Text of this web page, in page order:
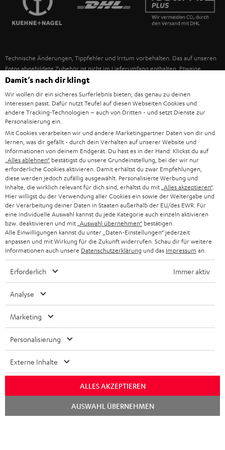
IN-EAR-KOPFHÖRER
NEUHEITEN
UNSER MANAGEMENT
UNSERE WERTE
BILDUNGSRABATT
GESCHENKGUTSCHEIN
SPANIEN
USA
WEITERE LÄNDER
Technische Änderungen, Tippfehler und Irrtum vorbehalten. Das auf unseren
Fotos abgebildete Zubehör ist nicht im Lieferumfang enthalten. Etwaige
Entsorgungsgebühren für Batterien sind im Preis inbegriffen.
©2026 Lautsprecher Teufel GmbH - All rights reserved.
Impressum AGB Datenschutz
Vertrag widerrufen
Damit‘s nach dir klingt
Wir wollen dir ein sicheres Surferlebnis bieten, das genau zu deinen
Interessen passt. Dafür nutzt Teufel auf diesen Webseiten Cookies und
andere Tracking-Technologien – auch von Dritten - und setzt Dienste zur
Personalisierung ein.
Mit Cookies verarbeiten wir und andere Marketingpartner Daten von dir und
lernen, was dir gefällt - durch dein Verhalten auf unserer Website und
Informationen von deinem Endgerät. Du hast es in der Hand: Klickst du auf
„Alles ablehnen“ bestätigst du unsere Grundeinstellung, bei der wir nur
erforderliche Cookies aktivieren. Damit erhältst du zwar Empfehlungen,
diese werden jedoch zufällig ausgewählt. Personalisierte Werbung und
Inhalte, die wirklich relevant für dich sind, erhältst du mit „Alles akzeptieren“.
Hier willigst du der Verwendung aller Cookies ein sowie der Weitergabe und
der Verarbeitung deiner Daten in Staaten außerhalb der EU/des EWR. Für
eine individuelle Auswahl kannst du jede Kategorie auch einzeln aktivieren
bzw. deaktivieren und mit „Auswahl übernehmen“ bestätigen.
Alle Einwilligungen kannst du unter „Daten-Einstellungen“ jederzeit
anpassen und mit Wirkung für die Zukunft widerrufen. Schau dir für weitere
Informationen auch unsere Datenschutzerklärung und das Impressum an.
Erforderlich Immer aktiv
Analyse
Marketing
Personalisierung
Externe Inhalte
ALLES AKZEPTIEREN
AUSWAHL ÜBERNEHMEN